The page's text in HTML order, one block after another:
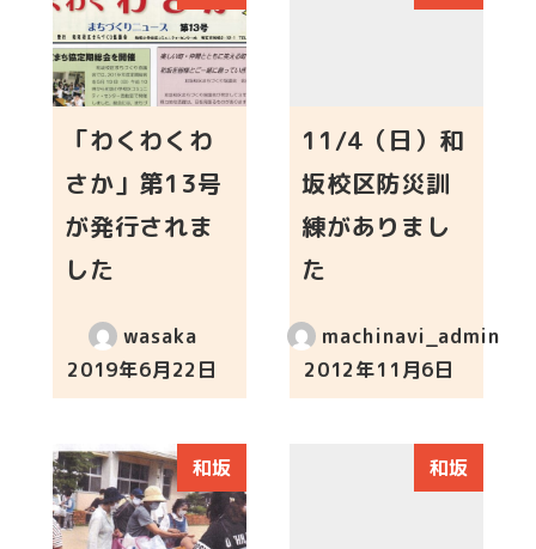
「わくわくわ
さか」第13号
が発行されま
した
wasaka
投稿日
2019年6月22日
11/4（日）和
坂校区防災訓
練がありまし
た
machinavi_admin
投稿日
2012年11月6日
和坂 和坂